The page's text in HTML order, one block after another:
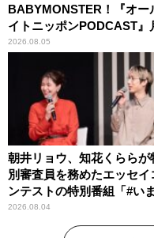
BABYMONSTER！『オー
イトニッポンPODCAST』
わりパーソナリティ
2026.08.05
朝井リョウ、知花くららが
別審査員を務めたエッセイ
ンテストの特別番組「#い
なたに伝えたいこと」
2026.08.04